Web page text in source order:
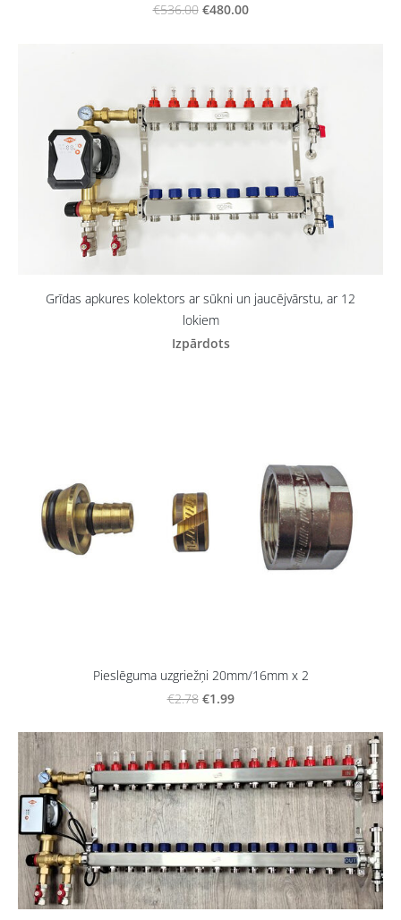
€536.00 €480.00
Grīdas apkures kolektors ar sūkni un jaucējvārstu, ar 12
lokiem
Izpārdots
Pieslēguma uzgriežņi 20mm/16mm x 2
€2.78 €1.99